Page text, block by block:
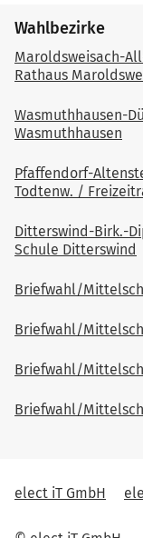
Wahlbezirke
Maroldsweisach-
Rathaus
Wasmuthhausen-
Wasmuthhausen
Pfaffendorf-
Todtenw. /
Ditterswind-Birk.-
Schule Ditterswind
Briefwahl/
Briefwahl/
Briefwahl/
Briefwahl/
elect iT GmbH